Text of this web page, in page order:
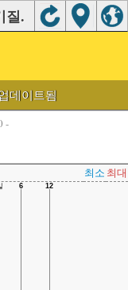
질.
데이트됨
-
최소 최대